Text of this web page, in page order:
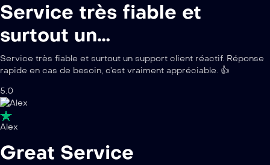
Service très fiable et
surtout un…
Service très fiable et surtout un support client réactif. Réponse
rapide en cas de besoin, c’est vraiment appréciable. 👍
5.0
Alex
Great Service